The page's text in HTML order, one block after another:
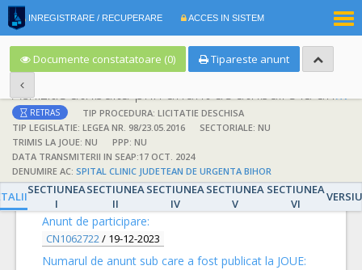
INREGISTRARE / RECUPERARE ACCES IN SISTEM
Documente constatatoare (0) Tipareste anunt
Achizitie atribuita prin anunt de atribuire la anunt de participare
RETRAS
TIP PROCEDURA: LICITATIE DESCHISA
TIP LEGISLATIE: LEGEA NR. 98/23.05.2016
SECTORIALE: NU
TRIMIS LA JOUE: NU
PPP: NU
DATA TRANSMITERII IN SEAP:17 OCT. 2024
DENUMIRE AC: SPITAL CLINIC JUDETEAN DE URGENTA BIHOR
SECTIUNEA
I
SECTIUNEA
II
SECTIUNEA
IV
SECTIUNEA
V
SECTIUNEA
VI
DETALII
Anunt de participare:
CN1062722/ 19-12-2023
Numarul de anunt sub care a fost publicat la JOUE: